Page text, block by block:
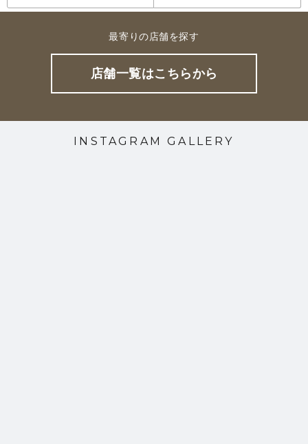
最寄りの店舗を探す
店舗一覧はこちらから
INSTAGRAM GALLERY